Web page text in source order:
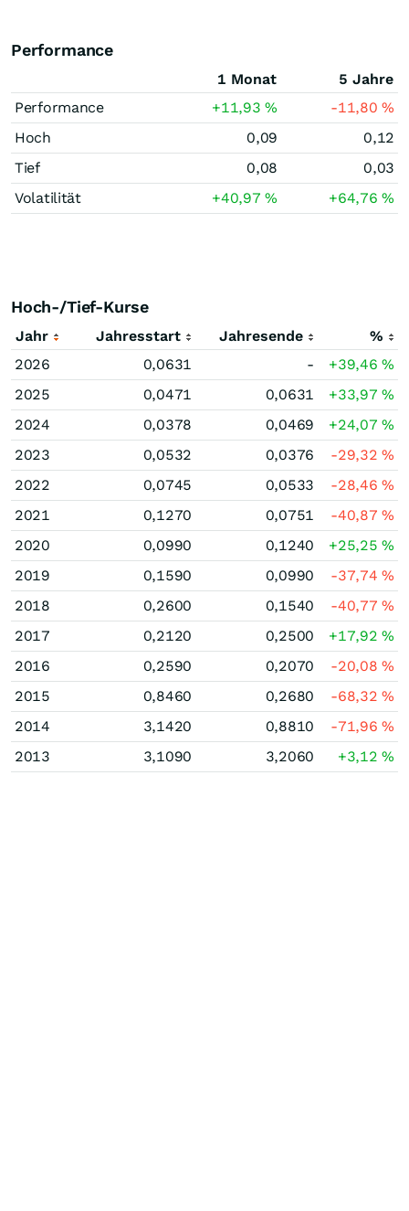
Performance
1 Monat
5 Jahre
Performance
+11,93% -11,80%
Hoch
0,09
0,12
Tief
0,08
0,03
Volatilität
+40,97% +64,76%
Hoch-/Tief-Kurse
Jahr Jahresstart Jahresende
%
2026
0,0631 - +39,46%
2025
0,0471 0,0631 +33,97%
2024
0,0378 0,0469 +24,07%
2023
0,0532 0,0376 -29,32%
2022
0,0745 0,0533 -28,46%
2021
0,1270 0,0751 -40,87%
2020
0,0990 0,1240 +25,25%
2019
0,1590 0,0990 -37,74%
2018
0,2600 0,1540 -40,77%
2017
0,2120 0,2500 +17,92%
2016
0,2590 0,2070 -20,08%
2015
0,8460 0,2680 -68,32%
2014
3,1420 0,8810 -71,96%
2013
3,1090 3,2060 +3,12%